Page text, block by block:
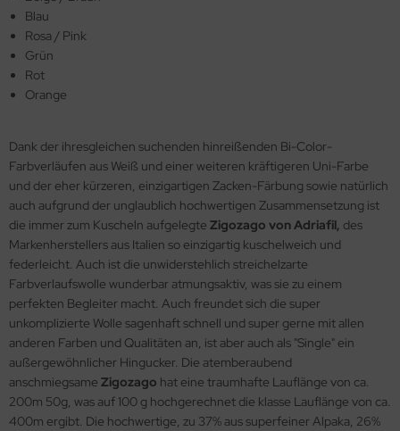
Blau
Rosa / Pink
Grün
Rot
Orange
Dank der ihresgleichen suchenden hinreißenden Bi-Color-
Farbverläufen aus Weiß und einer weiteren kräftigeren Uni-Farbe
und der eher kürzeren, einzigartigen Zacken-Färbung sowie natürlich
auch aufgrund der unglaublich hochwertigen Zusammensetzung ist
die immer zum Kuscheln aufgelegte Zigozago von Adriafil, des
Markenherstellers aus Italien so einzigartig kuschelweich und
federleicht. Auch ist die unwiderstehlich streichelzarte
Farbverlaufswolle wunderbar atmungsaktiv, was sie zu einem
perfekten Begleiter macht. Auch freundet sich die super
unkomplizierte Wolle sagenhaft schnell und super gerne mit allen
anderen Farben und Qualitäten an, ist aber auch als "Single" ein
außergewöhnlicher Hingucker. Die atemberaubend
anschmiegsame Zigozago hat eine traumhafte Lauflänge von ca.
200m 50g, was auf 100 g hochgerechnet die klasse Lauflänge von ca.
400m ergibt. Die hochwertige, zu 37% aus superfeiner Alpaka, 26%